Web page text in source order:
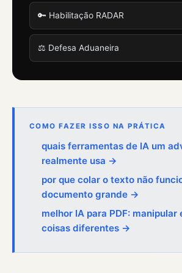
🔑 Habilitação RADAR
⚖️ Defesa Aduaneira
COMO FAZER ISSO NA PRÁTICA
quais ferramentas de IA um
realmente usa →
por que colar o texto não
documento grande →
melhor IA para PDF: manipular
coisas diferentes →